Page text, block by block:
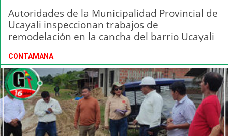
Autoridades de la Municipalidad Provincial de
Ucayali inspeccionan trabajos de
remodelación en la cancha del barrio Ucayali
CONTAMANA